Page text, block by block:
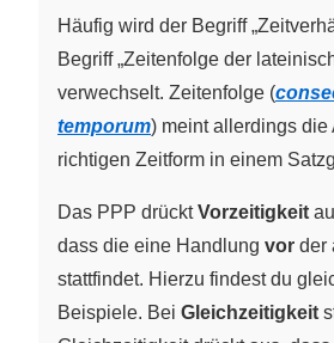
Häufig wird der Begriff
Begriff „Zeitenfolge der
verwechselt. Zeitenfolge (
temporum) meint allerdings die
richtigen Zeitform in einem
Das PPP drücktVorzeitigkeit
dass die eine Handlung vor der
stattfindet. Hierzu findest du
Beispiele. Bei Gleichzeitigkeit